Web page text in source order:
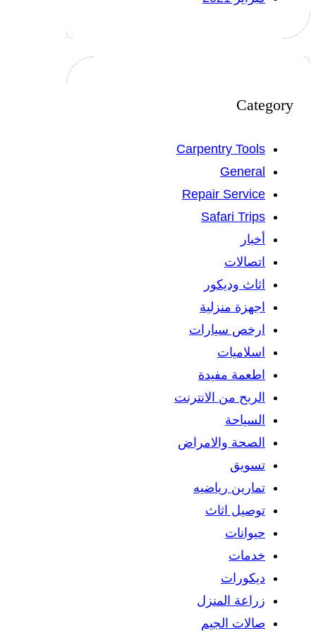
Category
Carpentry Tools
General
Repair Service
Safari Trips
أخبار
اتصالات
اثاث وديكور
اجهزة منزلية
ارخص سيارات
اسلاميات
اطعمة مفيدة
الربح من الانترنت
السياحة
الصحة والامراض
تسويق
تمارين رياضيه
توصيل اثاث
حيوانات
خدمات
ديكورات
زراعة المنزل
صالات الجيم